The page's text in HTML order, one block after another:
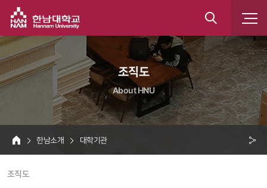
통
합
검
색
조직도
About HNU
HOME
한남소개 대학기관
조직도